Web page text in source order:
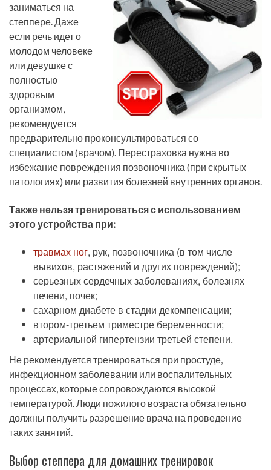
заниматься на
степпере. Даже
если речь идет о
молодом человеке
или девушке с
полностью
здоровым
организмом,
рекомендуется
предварительно проконсультироваться со
специалистом (врачом). Перестраховка нужна во
избежание повреждения позвоночника (при скрытых
патологиях) или развития болезней внутренних органов.
Также нельзя тренироваться с использованием
этого устройства при:
травмах ног, рук, позвоночника (в том числе
вывихов, растяжений и других повреждений);
серьезных сердечных заболеваниях, болезнях
печени, почек;
сахарном диабете в стадии декомпенсации;
втором-третьем триместре беременности;
артериальной гипертензии третьей степени.
Не рекомендуется тренироваться при простуде,
инфекционном заболевании или воспалительных
процессах, которые сопровождаются высокой
температурой. Люди пожилого возраста обязательно
должны получить разрешение врача на проведение
таких занятий.
Выбор степпера для домашних тренировок